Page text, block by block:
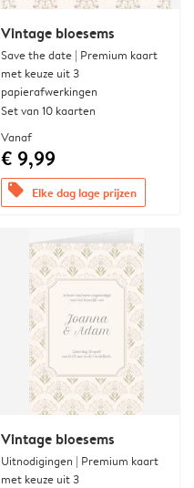
Vintage bloesems
Save the date | Premium kaart
met keuze uit 3
papierafwerkingen
Set van 10 kaarten
Vanaf
€ 9,99
offers Elke dag lage prijzen
Vintage bloesems
Uitnodigingen | Premium kaart
met keuze uit 3